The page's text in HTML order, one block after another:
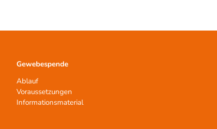
Gewebespende
Ablauf
Voraussetzungen
Informationsmaterial